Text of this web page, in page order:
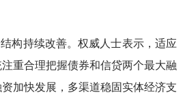
构持续改善。权威人士表示，适应
重合理把握债券和信贷两个最大融
加快发展，多渠道稳固实体经济支